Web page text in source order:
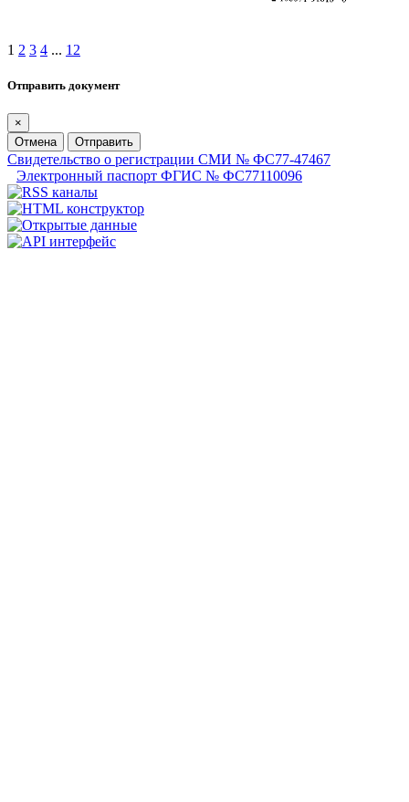
1 2 3 4 ... 12
Отправить документ
×
Отмена
Отправить
Свидетельство о регистрации СМИ № ФС77-47467
Электронный паспорт ФГИС № ФС77110096